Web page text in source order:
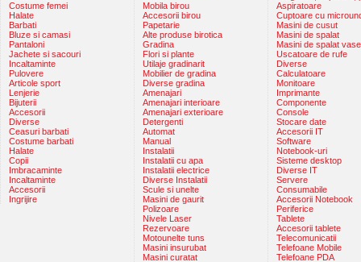
Costume femei
Halate
Barbati
Bluze si camasi
Pantaloni
Jachete si sacouri
Incaltaminte
Pulovere
Articole sport
Lenjerie
Bijuterii
Accesorii
Diverse
Ceasuri barbati
Costume barbati
Halate
Copii
Imbracaminte
Incaltaminte
Accesorii
Ingrijire
Mobila birou
Accesorii birou
Papetarie
Alte produse birotica
Gradina
Flori si plante
Utilaje gradinarit
Mobilier de gradina
Diverse gradina
Amenajari
Amenajari interioare
Amenajari exterioare
Detergenti
Automat
Manual
Instalatii
Instalatii cu apa
Instalatii electrice
Diverse Instalatii
Scule si unelte
Masini de gaurit
Polizoare
Nivele Laser
Rezervoare
Motounelte tuns
Masini insurubat
Masini curatat
Aspiratoare
Cuptoare cu
Masini de cusut
Masini de spalat
Masini de spalat vase
Uscatoare de rufe
Diverse
Calculatoare
Monitoare
Imprimante
Componente
Console
Stocare date
Accesorii IT
Software
Notebook-uri
Sisteme desktop
Diverse IT
Servere
Consumabile
Accesorii Notebook
Periferice
Tablete
Accesorii tablete
Telecomunicatii
Telefoane Mobile
Telefoane PDA